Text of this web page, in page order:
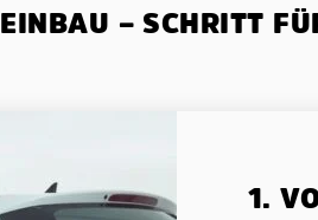
– SCHRITT
1.